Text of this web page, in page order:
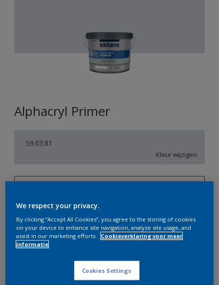
Alphacryl Primer
S9.03.81
Kleur wijzigen
1 L
2,5 L
5 L
Bereken
Op dit moment is het niet mogelijk dit product online
te bestellen. Bezoek je dichtstbijzijnde winkel of klik op
We respect your privacy.
By clicking “Accept All Cookies”, you agree to the storing of cookies
on your device to enhance site navigation, analyze site usage, and
assist in our marketing efforts.
Cookieverklaring voor meer
informatie
Cookies Settings